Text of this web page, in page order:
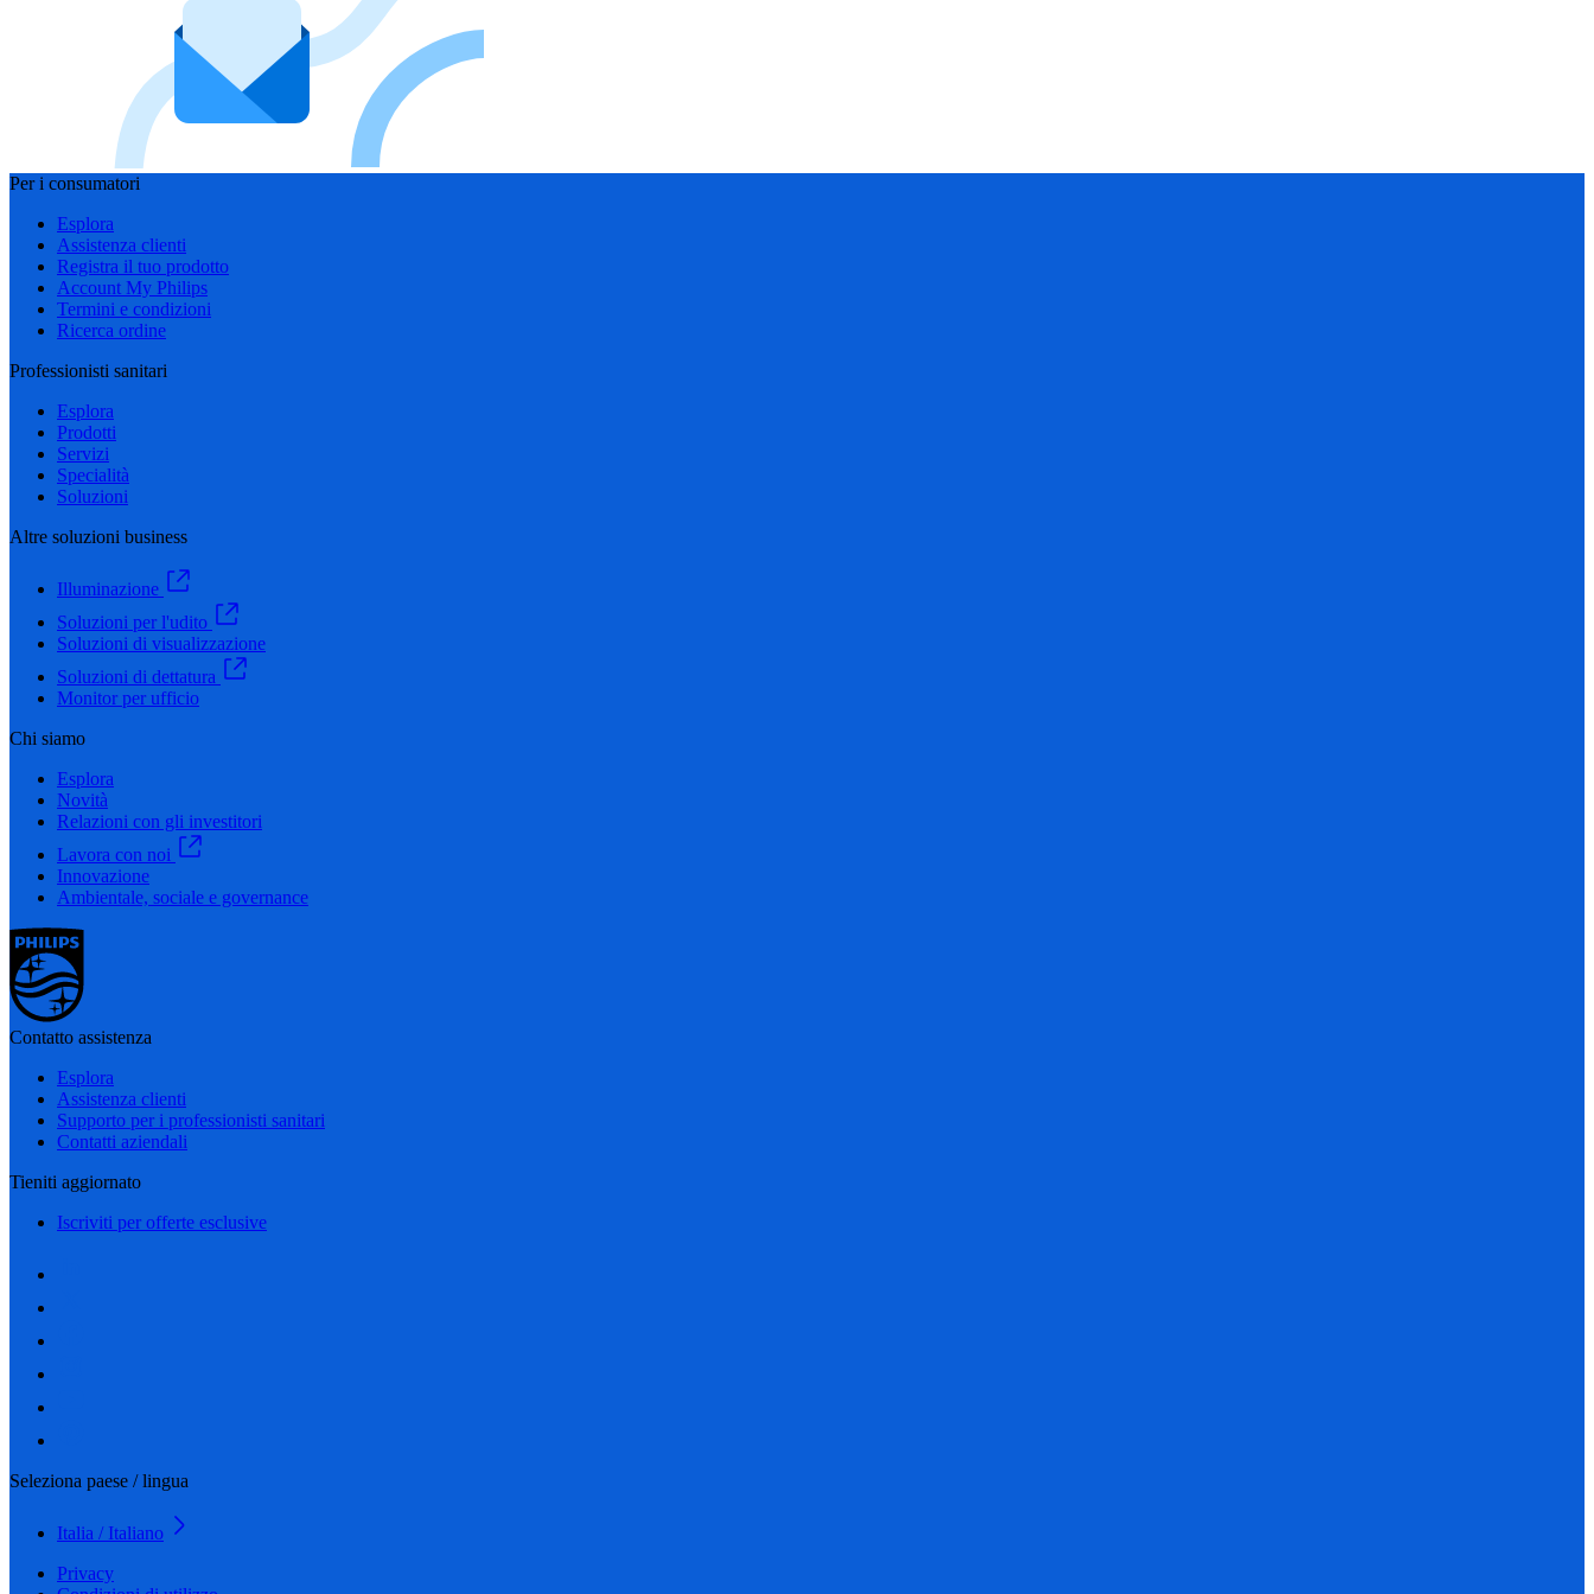
Per i consumatori
Esplora
Assistenza clienti
Registra il tuo prodotto
Account My Philips
Termini e condizioni
Ricerca ordine
Professionisti sanitari
Esplora
Prodotti
Servizi
Specialità
Soluzioni
Altre soluzioni business
Illuminazione
Soluzioni per l'udito
Soluzioni di visualizzazione
Soluzioni di dettatura
Monitor per ufficio
Chi siamo
Esplora
Novità
Relazioni con gli investitori
Lavora con noi
Innovazione
Ambientale, sociale e governance
Contatto assistenza
Esplora
Assistenza clienti
Supporto per i professionisti sanitari
Contatti aziendali
Tieniti aggiornato
Iscriviti per offerte esclusive
Seleziona paese / lingua
Italia / Italiano
Privacy